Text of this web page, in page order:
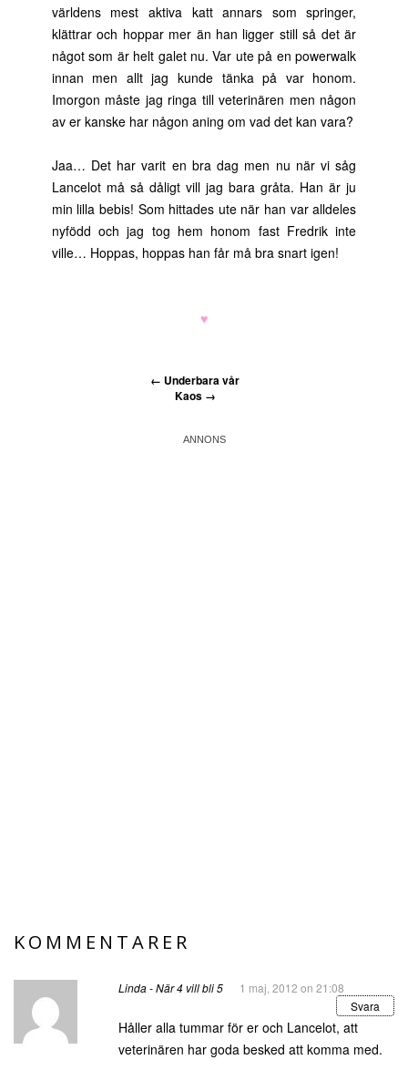
världens mest aktiva katt annars som springer,
klättrar och hoppar mer än han ligger still så det är
något som är helt galet nu. Var ute på en powerwalk
innan men allt jag kunde tänka på var honom.
Imorgon måste jag ringa till veterinären men någon
av er kanske har någon aning om vad det kan vara?
Jaa… Det har varit en bra dag men nu när vi såg
Lancelot må så dåligt vill jag bara gråta. Han är ju
min lilla bebis! Som hittades ute när han var alldeles
nyfödd och jag tog hem honom fast Fredrik inte
ville… Hoppas, hoppas han får må bra snart igen!
♥
← Underbara vår
Kaos →
KOMMENTARER
Linda - När 4 vill bli 5
1 maj, 2012 on 21:08
Svara
Håller alla tummar för er och Lancelot, att
veterinären har goda besked att komma med.